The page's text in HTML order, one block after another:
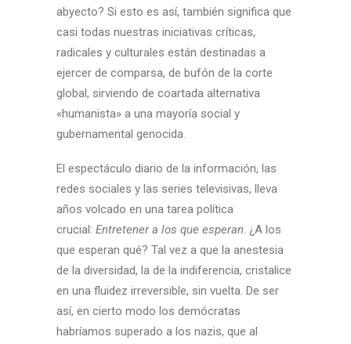
abyecto? Si esto es así, también significa que
casi todas nuestras iniciativas críticas,
radicales y culturales están destinadas a
ejercer de comparsa, de bufón de la corte
global, sirviendo de coartada alternativa
«humanista» a una mayoría social y
gubernamental genocida.
El espectáculo diario de la información, las
redes sociales y las series televisivas, lleva
años volcado en una tarea política
crucial: Entretener a los que esperan. ¿A los
que esperan qué? Tal vez a que la anestesia
de la diversidad, la de la indiferencia, cristalice
en una fluidez irreversible, sin vuelta. De ser
así, en cierto modo los demócratas
habríamos superado a los nazis, que al